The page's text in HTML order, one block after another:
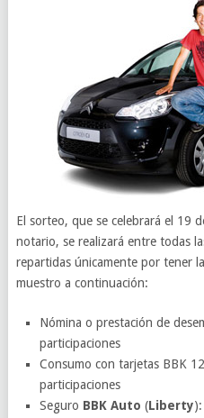
El sorteo, que se celebrará el 19
notario, se realizará entre todas
repartidas únicamente por tener
muestro a continuación:
Nómina o prestación de
participaciones
Consumo con tarjetas BBK
participaciones
Seguro BBK Auto (Liberty